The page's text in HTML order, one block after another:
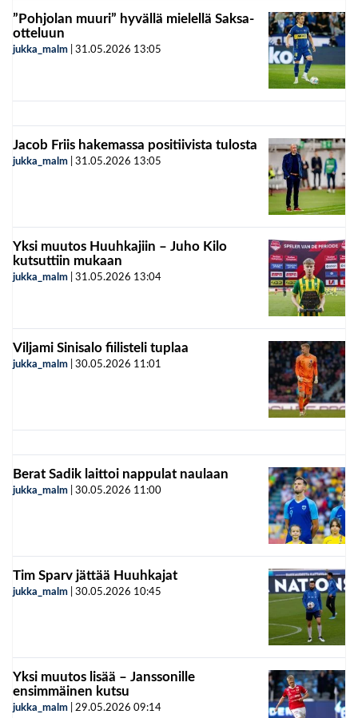
”Pohjolan muuri” hyvällä mielellä Saksa-
otteluun
jukka_malm 31.05.2026 13:05
Jacob Friis hakemassa positiivista tulosta
jukka_malm 31.05.2026 13:05
Yksi muutos Huuhkajiin – Juho Kilo
kutsuttiin mukaan
jukka_malm 31.05.2026 13:04
Viljami Sinisalo fiilisteli tuplaa
jukka_malm 30.05.2026 11:01
Berat Sadik laittoi nappulat naulaan
jukka_malm 30.05.2026 11:00
Tim Sparv jättää Huuhkajat
jukka_malm 30.05.2026 10:45
Yksi muutos lisää – Janssonille
ensimmäinen kutsu
jukka_malm 29.05.2026 09:14